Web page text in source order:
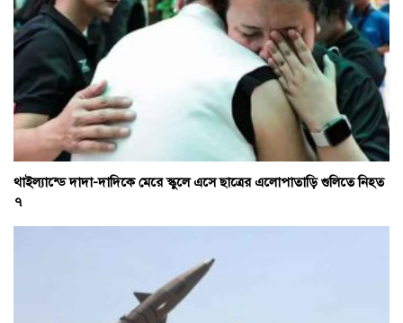
থাইল্যান্ডে দাদা-দাদিকে মেরে স্কুলে এসে ছাত্রের এলোপাতাড়ি গুলিতে নিহত
৭